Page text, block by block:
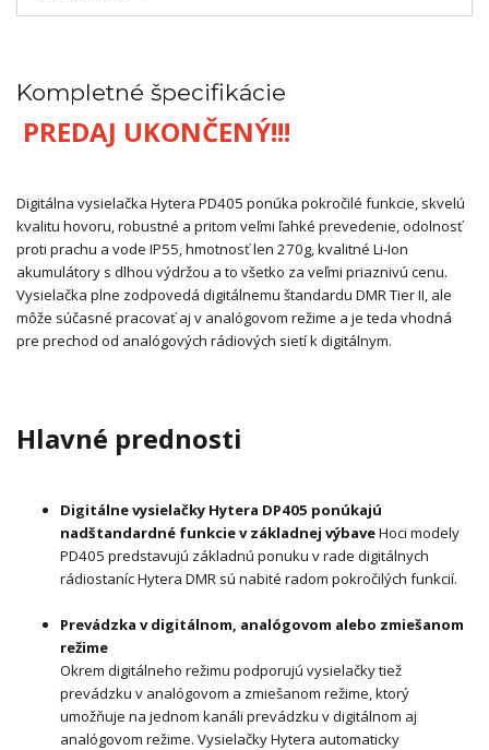
Kompletné špecifikácie
PREDAJ UKONČENÝ!!!
Digitálna vysielačka Hytera PD405 ponúka pokročilé funkcie, skvelú
kvalitu hovoru, robustné a pritom veľmi ľahké prevedenie, odolnosť
proti prachu a vode IP55, hmotnosť len 270g, kvalitné Li-Ion
akumulátory s dlhou výdržou a to všetko za veľmi priaznivú cenu.
Vysielačka plne zodpovedá digitálnemu štandardu DMR Tier II, ale
môže súčasné pracovať aj v analógovom režime a je teda vhodná
pre prechod od analógových rádiových sietí k digitálnym.
Hlavné prednosti
Digitálne vysielačky Hytera DP405 ponúkajú
nadštandardné funkcie v základnej výbaveHoci modely
PD405 predstavujú základnú ponuku v rade digitálnych
rádiostaníc Hytera DMR sú nabité radom pokročilých funkcií.
Prevádzka v digitálnom, analógovom alebo zmiešanom
režime
Okrem digitálneho režimu podporujú vysielačky tiež
prevádzku v analógovom a zmiešanom režime, ktorý
umožňuje na jednom kanáli prevádzku v digitálnom aj
analógovom režime. Vysielačky Hytera automaticky